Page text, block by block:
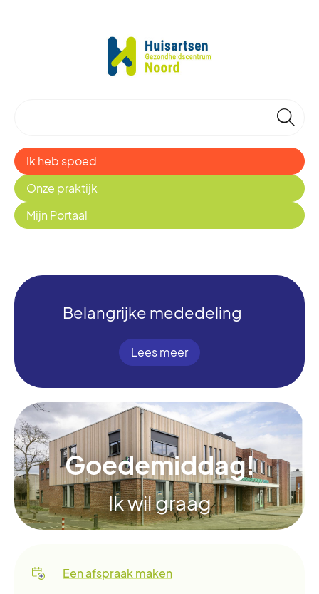
🔎
Onze praktijk
Mijn Portaal
Ik heb spoed
Belangrijke mededeling
Lees meer
Goedemiddag!
Ik wil graag
Een afspraak maken